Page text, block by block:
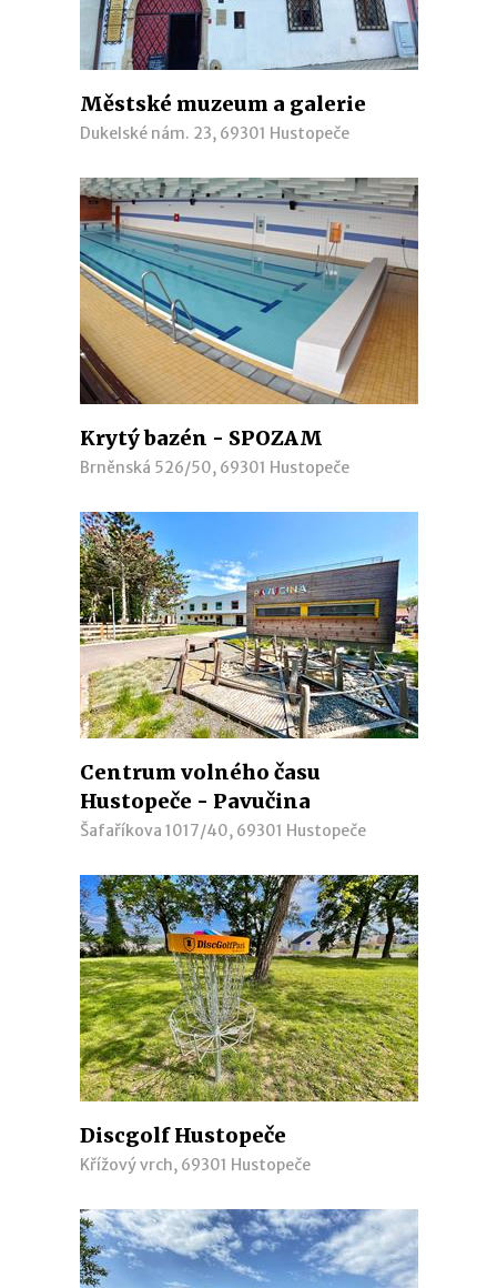
Městské muzeum a galerie
Dukelské nám. 23, 69301 Hustopeče
Krytý bazén - SPOZAM
Brněnská 526/50, 69301 Hustopeče
Centrum volného času
Hustopeče - Pavučina
Šafaříkova 1017/40, 69301 Hustopeče
Discgolf Hustopeče
Křížový vrch, 69301 Hustopeče